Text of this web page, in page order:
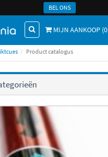
BEL ONS
MIJN AANKOOP (0
Product catalogus